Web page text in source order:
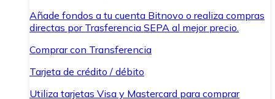
Añade fondos a tu cuenta Bitnovo o realiza compras
directas por Trasferencia SEPA al mejor precio.
Comprar con Transferencia
Tarjeta de crédito / débito
Utiliza tarjetas Visa y Mastercard para comprar